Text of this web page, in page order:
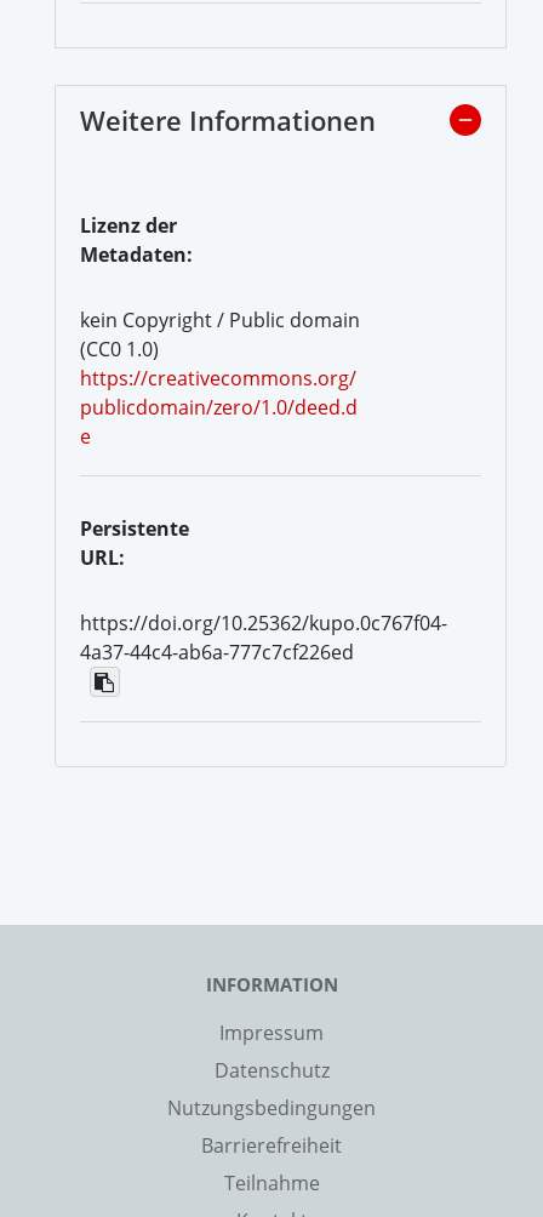
Weitere Informationen
Lizenz der
Metadaten:
kein Copyright / Public domain
(CC0 1.0)
https://creativecommons.org/
publicdomain/zero/1.0/deed.d
e
Persistente
URL:
https://doi.org/10.25362/kupo.0c767f04-
4a37-44c4-ab6a-777c7cf226ed
INFORMATION
Impressum
Datenschutz
Nutzungsbedingungen
Barrierefreiheit
Teilnahme